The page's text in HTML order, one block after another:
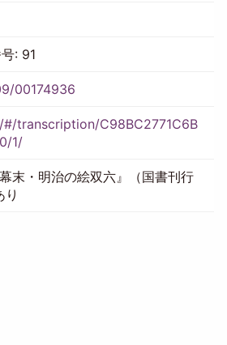
: 91
00174936
transcription/C98BC2771C6B
1/
末・明治の絵双六』（国書刊行